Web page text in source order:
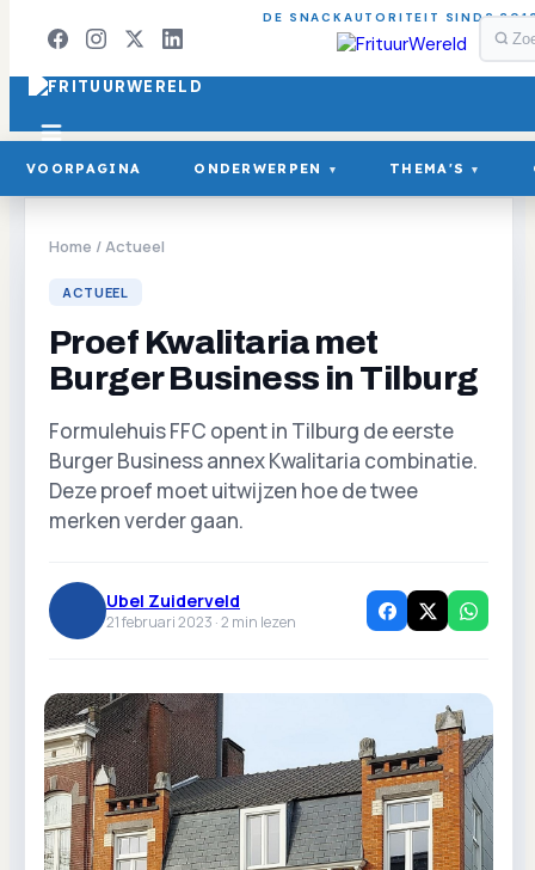
DE SNACKAUTORITEIT SINDS
VOORPAGINA ONDERWERPEN ▾ THEMA'S ▾
Home /Actueel
ACTUEEL
Proef Kwalitaria met
Burger Business in Tilburg
Formulehuis FFC opent in Tilburg de eerste
Burger Business annex Kwalitaria combinatie.
Deze proef moet uitwijzen hoe de twee
merken verder gaan.
Ubel Zuiderveld
21 februari 2023 ·2 min lezen